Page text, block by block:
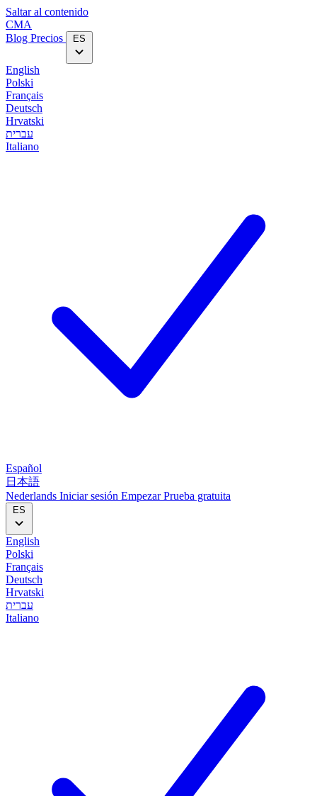
Saltar al contenido
CMA
Blog‎ Precios ES
English
Polski
Français
Deutsch
Hrvatski
עברית
Italiano
Español
日本語
Nederlands Iniciar sesión EmpezarPrueba gratuita
ES
English
Polski
Français
Deutsch
Hrvatski
עברית
Italiano